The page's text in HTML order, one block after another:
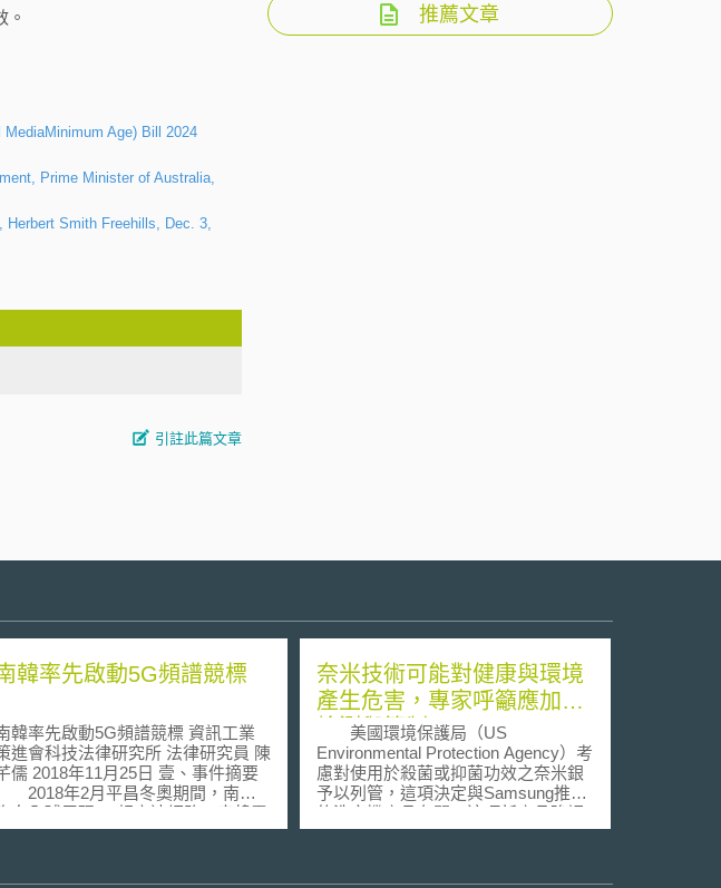
。
Age) Bill 2024
Prime Minister of Australia,
Smith Freehills, Dec. 3,
引註此篇文章
推薦文章
韓率先啟動5G頻譜競標
韓率先啟動5G頻譜競標 資訊工業
進會科技法律研究所 法律研究員 陳
儒 2018年11月25日 壹、事件摘要
2018年2月平昌冬奧期間，南韓
向全球展現5G超高速網路，南韓電
業者韓國電信（Korea Telecom,
奈米技術可能對健康與環境
產生危害，專家呼籲應加強
檢測與管制
美國環境保護局（US
Environmental Protection Agency）考
慮對使用於殺菌或抑菌功效之奈米銀
予以列管，這項決定與Samsung推出
的洗衣機產品有關，這項新產品強調
在洗衣的過程中，加入一種可以殺菌